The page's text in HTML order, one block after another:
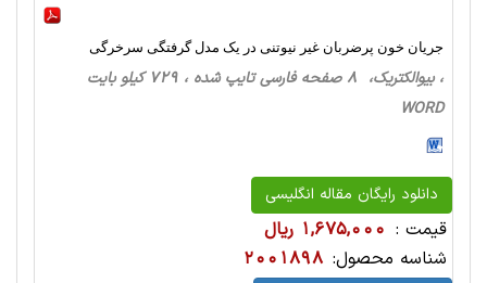
جریان خون پرضربان غیر نیوتنی در یک مدل گرفتگی سرخرگی
، بیوالکتریک، 8 صفحه فارسی تایپ شده ، 729 کیلو بایت
WORD
دانلود رایگان مقاله انگلیسی
قیمت : 1,675,000 ریال
شناسه محصول: 2001898